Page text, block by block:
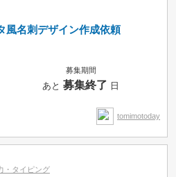
風名刺デザイン作成依頼
募集期間
あと募集終了 日
tomimotoday
・タイピング